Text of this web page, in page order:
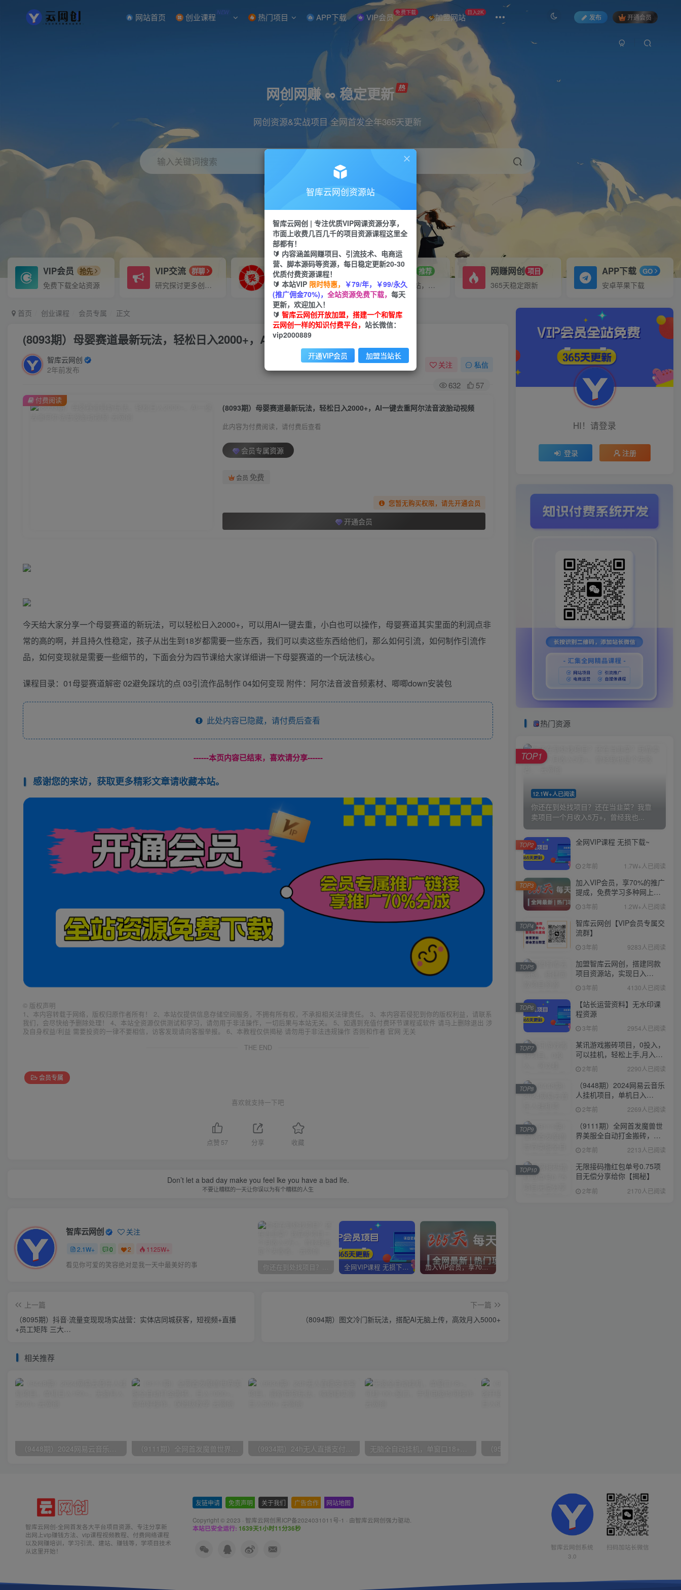
网站首页 创业课程 NEW 热门项目 APP下载 VIP会员 免费下载 加盟网站 日入2K
发布 开通会员
网创网赚 ∞ 稳定更新
网创资源&实战项目 全网首发全年365天更新
输入关键词搜索
直播 小红书 剪辑
VIP会员 抢先
免费下载全站资源
VIP交流 群聊
研究探讨更多创业项目路子。
VIP推广
70%分佣
会员专属推广链接
招募站长 推荐
搭建同款网站，自己当老板
网赚网创 项目
365天稳定跟新
APP下载 GO
安卓苹果下载
首页 创业课程 会员专属 正文
(8093期）母婴赛道最新玩法，轻松日入2000+，AI一键去重阿尔法音波胎动视频
智库云网创
2年前发布
关注 私信
632 57
(8093期）母婴赛道最新玩法，轻松日入2000+，AI一键去重阿尔法音波胎动视频
此内容为付费阅读，请付费后查看
会员专属资源
会员 免费
您暂无购买权限，请先开通会员
开通会员
付费阅读
今天给大家分享一个母婴赛道的新玩法，可以轻松日入2000+，可以用AI一键去重，小白也可以操作，母婴赛道其实里面的利润点非
常的高的啊，并且持久性稳定，孩子从出生到18岁都需要一些东西，我们可以卖这些东西给他们，那么如何引流，如何制作引流作
品，如何变现就是需要一些细节的，下面会分为四节课给大家详细讲一下母婴赛道的一个玩法核心。
课程目录：01母婴赛道解密 02避免踩坑的点 03引流作品制作 04如何变现 附件：阿尔法音波音频素材、唧唧down安装包
此处内容已隐藏，请付费后查看
------本页内容已结束，喜欢请分享------
感谢您的来访，获取更多精彩文章请收藏本站。
© 版权声明
1、本内容转载于网络，版权归原作者所有！ 2、本站仅提供信息存储空间服务，不拥有所有权，不承担相关法律责任。 3、本内容若侵犯到你的版权利益，请联系
我们，会尽快给予删除处理！ 4、本站全资源仅供测试和学习，请勿用于非法操作，一切后果与本站无关。 5、如遇到充值付费环节课程或软件 请马上删除退出 涉
及自身权益/利益 需要投资的一律不要相信，访客发现请向客服举报。 6、本教程仅供揭秘 请勿用于非法违规操作 否则和作者 官网 无关
THE END
会员专属
喜欢就支持一下吧
点赞 57 分享 收藏
Don’t let a bad day make you feel lke you have a bad lfe.
不要让糟糕的一天让你误以为有个糟糕的人生
智库云网创 关注
2.1W+ 0 2 1125W+
看见你可爱的笑容绝对是我一天中最美好的事 你还在到处找项目？还在当韭菜？我靠卖项目一个月收入5万+，曾经我也是个失败者。 全网VIP课程 无损下载~ 加入VIP会员，享70%的推广提成，免费学习多种网上创业课程，菜鸟秒变大神！
上一篇
（8095期）抖音·流量变现现场实战营：实体店同城获客，短视频+直播
+员工矩阵 三大…
下一篇
（8094期）图文冷门新玩法，搭配AI无脑上传，高效月入5000+
相关推荐
（9448期）2024网易云音乐人挂机项目，单机日入150+，无脑月入5000+ （9111期）全网首发魔兽世界美服全自动打金搬砖，日入1000+，简单好操作，保姆级教学 （9934期）24h无人直播支付宝项目，最新带货玩法，纯躺赚实测日入500+ 无脑全自动挂机，单窗口18+，可挂100+窗口，手机电脑均可操作
HI！请登录
登录 注册
热门资源
12.1W+人已阅读
你还在到处找项目？还在当韭菜？我靠
卖项目一个月收入5万+，曾经我也...
TOP1
全网VIP课程 无损下载~
2年前 1.7W+人已阅读
TOP2
加入VIP会员，享70%的推广
提成，免费学习多种网上创
业课程，菜鸟秒变大神！
3年前 1.2W+人已阅读
TOP3
智库云网创【VIP会员专属交
流群】
3年前 9283人已阅读
TOP4
加盟智库云网创，搭建同款
项目资源站，实现日入
2000+
3年前 4130人已阅读
TOP5
【站长运营资料】无水印课
程资源
3年前 2954人已阅读
TOP6
某讯游戏搬砖项目，0投入，
可以挂机，轻松上手,月入
3000+上不封顶
2年前 2290人已阅读
TOP7
（9448期）2024网易云音乐
人挂机项目，单机日入
150+，无脑月入5000+
2年前 2269人已阅读
TOP8
（9111期）全网首发魔兽世
界美服全自动打金搬砖，日
入1000+，简单好操作，保
姆级教学
2年前 2213人已阅读
TOP9
无限接码撸红包单号0.75项
目无偿分享给你【揭秘】
2年前 2170人已阅读
TOP10
智库云网创-全网首发各大平台项目资源、专注分享新
出网上vip赚钱方法、vip课程视频教程、付费网络课程
以及网赚培训，学习引流、建站、赚钱等，学项目技术
从这里开始！
友链申请 免责声明 关于我们 广告合作 网站地图
Copyright © 2023 · 智库云网创黑ICP备2024031011号-1 · 由智库云网创强力驱动.
本站已安全运行: 1639天1小时11分38秒
智库云网创系统
3.0
扫码加站长微信
智库云网创资源站
智库云网创 | 专注优质VIP网课资源分享，
市面上收费几百几千的项目资源课程这里全
部都有！
🔰 内容涵盖网赚项目、引流技术、电商运
营、脚本源码等资源，每日稳定更新20-30
优质付费资源课程！
🔰 本站VIP 限时特惠， ￥79/年，￥99/永久
(推广佣金70%)， 全站资源免费下载， 每天
更新，欢迎加入！
🔰 智库云网创开放加盟，搭建一个和智库
云网创一样的知识付费平台， 站长微信：
vip2000889
开通VIP会员 加盟当站长